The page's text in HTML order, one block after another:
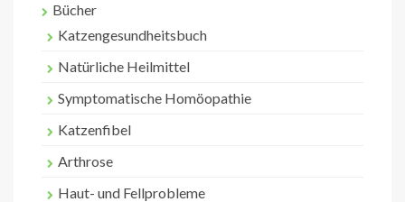
Bücher
Katzengesundheitsbuch
Natürliche Heilmittel
Symptomatische Homöopathie
Katzenfibel
Arthrose
Haut- und Fellprobleme